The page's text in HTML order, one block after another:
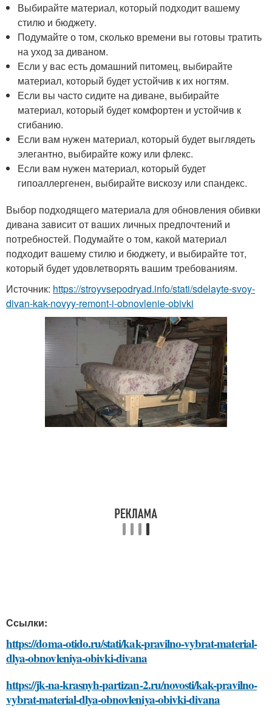
Выбирайте материал, который подходит вашему
стилю и бюджету.
Подумайте о том, сколько времени вы готовы тратить
на уход за диваном.
Если у вас есть домашний питомец, выбирайте
материал, который будет устойчив к их ногтям.
Если вы часто сидите на диване, выбирайте
материал, который будет комфортен и устойчив к
сгибанию.
Если вам нужен материал, который будет выглядеть
элегантно, выбирайте кожу или флекс.
Если вам нужен материал, который будет
гипоаллергенен, выбирайте вискозу или спандекс.
Выбор подходящего материала для обновления обивки
дивана зависит от ваших личных предпочтений и
потребностей. Подумайте о том, какой материал
подходит вашему стилю и бюджету, и выбирайте тот,
который будет удовлетворять вашим требованиям.
Источник: https://stroyvsepodryad.info/stati/sdelayte-svoy-
divan-kak-novyy-remont-i-obnovlenie-obivki
Ссылки:
https://doma-otido.ru/stati/kak-pravilno-vybrat-material-
dlya-obnovleniya-obivki-divana
https://jk-na-krasnyh-partizan-2.ru/novosti/kak-pravilno-
vybrat-material-dlya-obnovleniya-obivki-divana